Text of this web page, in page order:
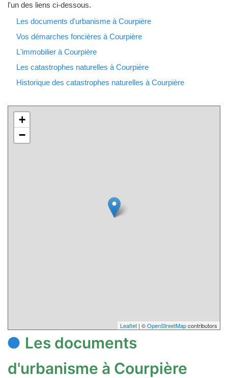
l'un des liens ci-dessous.
Les documents d'urbanisme à Courpière
Vos démarches foncières à Courpière
L'immobilier à Courpière
Les catastrophes naturelles à Courpière
Historique des catastrophes naturelles à Courpière
+
−
Leaflet | ©OpenStreetMapcontributors
Les documents
d'urbanisme à Courpière